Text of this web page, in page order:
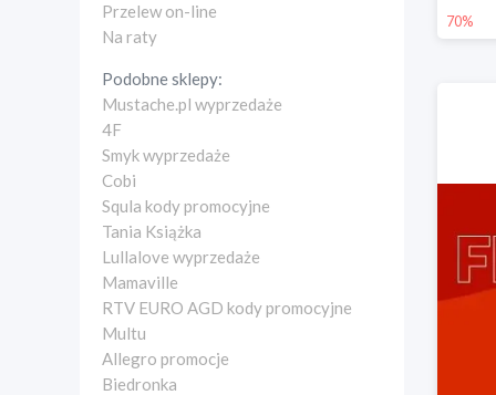
Przelew on-line
Na raty
Podobne sklepy:
Mustache.pl wyprzedaże
4F
Smyk wyprzedaże
Cobi
Squla kody promocyjne
Tania Książka
Lullalove wyprzedaże
Mamaville
RTV EURO AGD kody promocyjne
Multu
Allegro promocje
Biedronka
70%